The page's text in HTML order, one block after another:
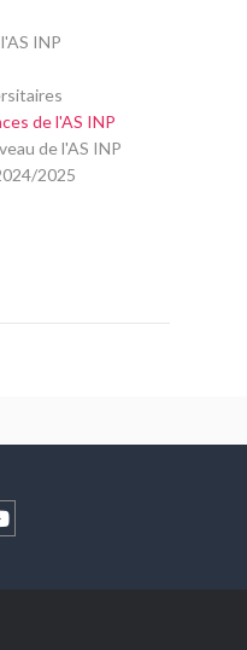
INP
de l'AS INP
de l'AS INP
2025